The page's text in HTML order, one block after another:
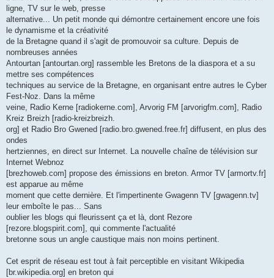
ligne, TV sur le web, presse
alternative... Un petit monde qui démontre certainement encore une fois
le dynamisme et la créativité
de la Bretagne quand il s'agit de promouvoir sa culture. Depuis de
nombreuses années
Antourtan [antourtan.org] rassemble les Bretons de la diaspora et a su
mettre ses compétences
techniques au service de la Bretagne, en organisant entre autres le Cyber
Fest-Noz. Dans la même
veine, Radio Kerne [radiokerne.com], Arvorig FM [arvorigfm.com], Radio
Kreiz Breizh [radio-kreizbreizh.
org] et Radio Bro Gwened [radio.bro.gwened.free.fr] diffusent, en plus des
ondes
hertziennes, en direct sur Internet. La nouvelle chaîne de télévision sur
Internet Webnoz
[brezhoweb.com] propose des émissions en breton. Armor TV [armortv.fr]
est apparue au même
moment que cette dernière. Et l'impertinente Gwagenn TV [gwagenn.tv]
leur emboîte le pas... Sans
oublier les blogs qui fleurissent ça et là, dont Rezore
[rezore.blogspirit.com], qui commente l'actualité
bretonne sous un angle caustique mais non moins pertinent.
Cet esprit de réseau est tout à fait perceptible en visitant Wikipedia
[br.wikipedia.org] en breton qui